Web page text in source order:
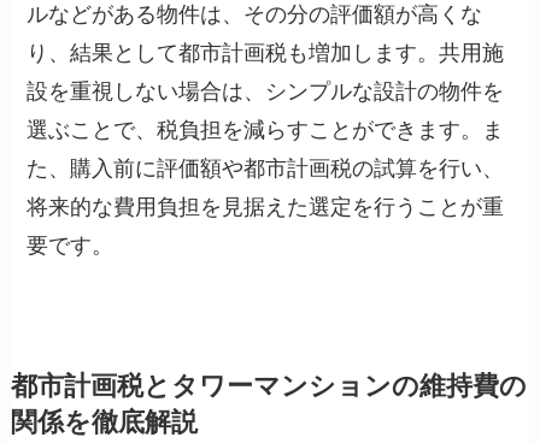
ルなどがある物件は、その分の評価額が高くな
り、結果として都市計画税も増加します。共用施
設を重視しない場合は、シンプルな設計の物件を
選ぶことで、税負担を減らすことができます。ま
た、購入前に評価額や都市計画税の試算を行い、
将来的な費用負担を見据えた選定を行うことが重
要です。
都市計画税とタワーマンションの維持費の
関係を徹底解説